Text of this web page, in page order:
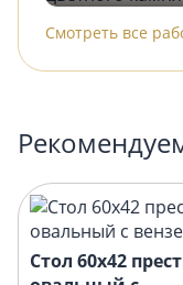
Смотреть все
Стол 60х42